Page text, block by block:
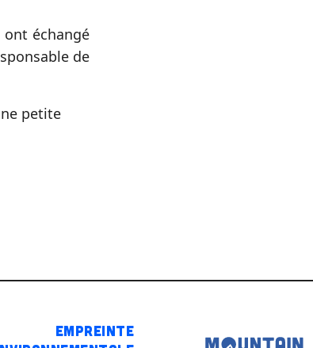
ont échangé
de
petite
Empreinte